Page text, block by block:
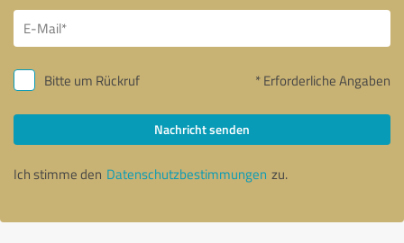
Bitte um Rückruf * Erforderliche Angaben
Nachricht senden
Ich stimme den Datenschutzbestimmungen zu.